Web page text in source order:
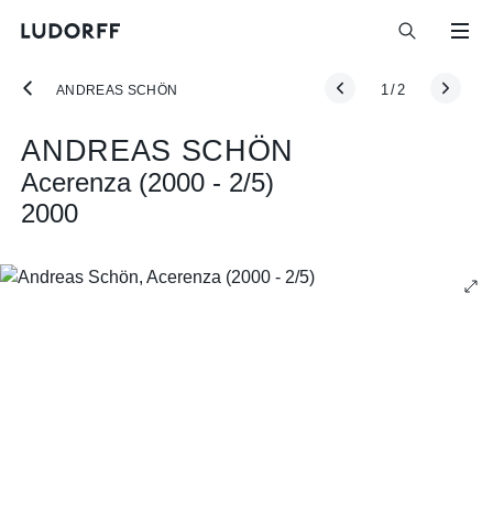
ANDREAS SCHÖN 1 / 2
ANDREAS SCHÖN
Acerenza (2000 - 2/5)
2000